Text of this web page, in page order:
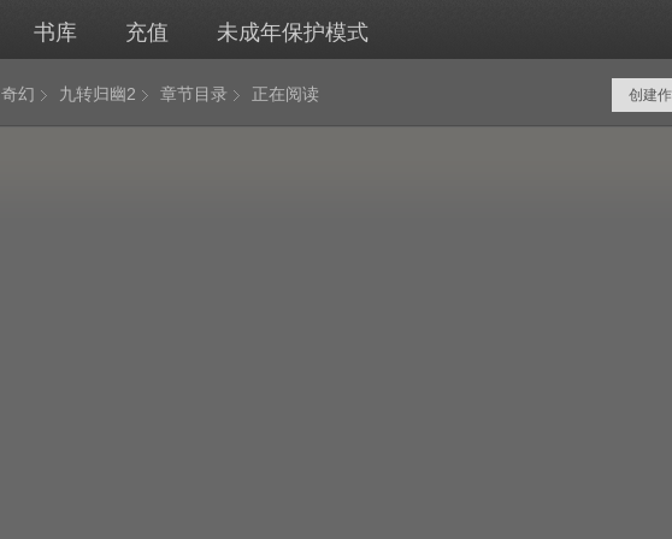
书库 充值 未成年保护模式
奇幻 九转归幽2 章节目录 正在阅读 创建